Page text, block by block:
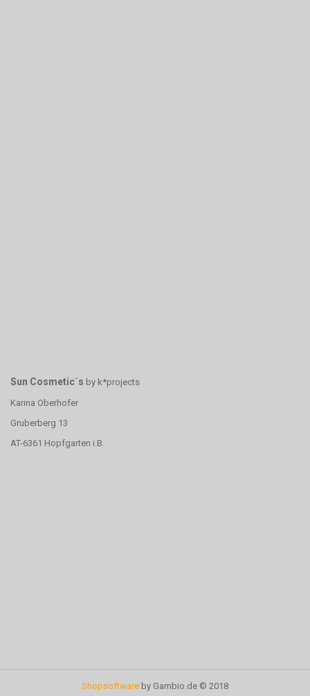
Sun Cosmetic´s by k*projects
Karina Oberhofer
Gruberberg 13
AT-6361 Hopfgarten i.B.
Shopsoftware by Gambio.de © 2018